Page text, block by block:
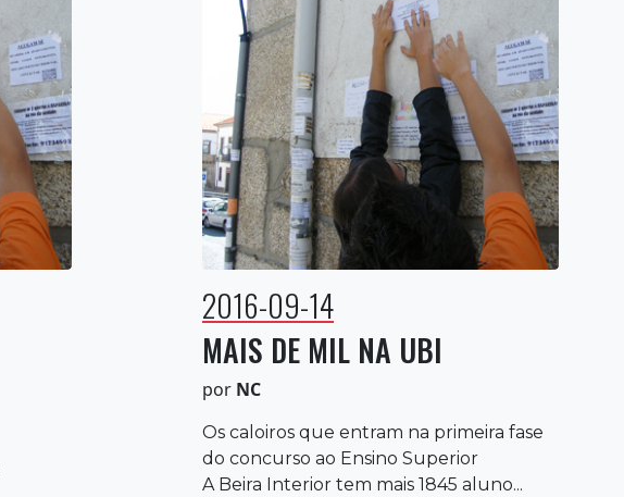
2016-09-14
MAIS DE MIL NA UBI
por NC
Os caloiros que entram na primeira fase
do concurso ao Ensino Superior
A Beira Interior tem mais 1845 aluno...